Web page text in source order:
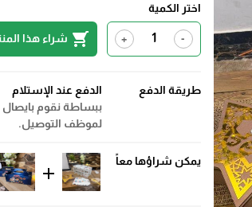
اختر الكمية
-
+
shopping_cart شراء هذا
طريقة الدفع
الدفع عند الإستلام
ببساطة نقوم بايصال
لموظف التوصيل.
يمكن شراؤها معاً
add